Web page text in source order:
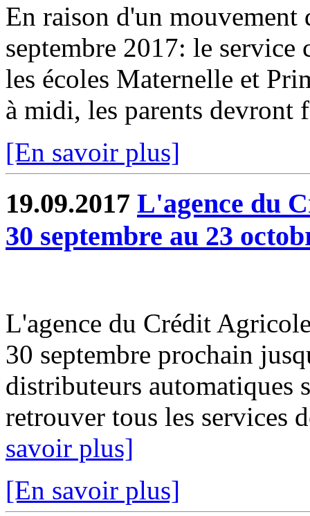
En raison d'un
septembre 2017: le service
les écoles Maternelle et
à midi, les parents devront
[En savoir plus]
19.09.2017 L'agence du
30 septembre au 23
L'agence du Crédit
30 septembre prochain
distributeurs automatiques
retrouver tous les services
savoir plus]
[En savoir plus]